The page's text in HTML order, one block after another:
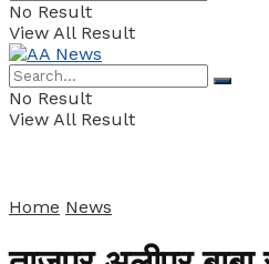
No Result
View All Result
No Result
View All Result
Home News